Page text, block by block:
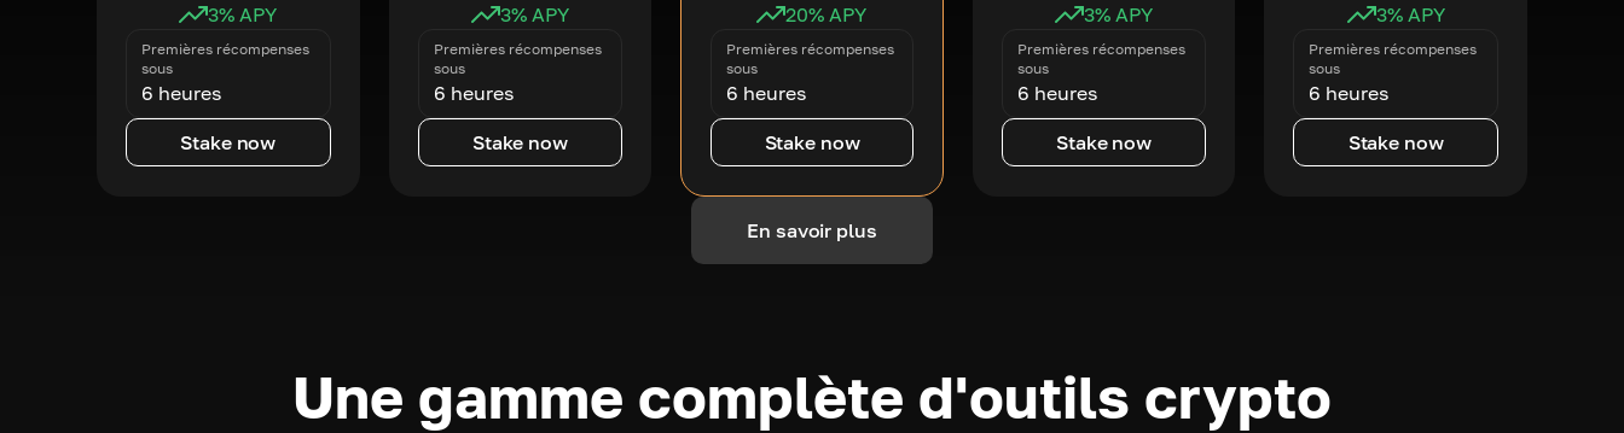
3% APY
Premières récompenses
sous
6 heures
Stake now
3% APY
Premières récompenses
sous
6 heures
Stake now
20% APY
Premières récompenses
sous
6 heures
Stake now
3% APY
Premières récompenses
sous
6 heures
Stake now
3% APY
Premières récompenses
sous
6 heures
Stake now
En savoir plus
Une gamme complète d'outils crypto